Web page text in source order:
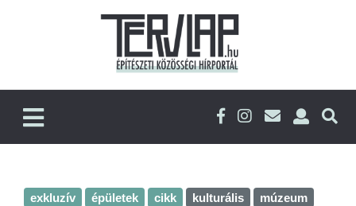
exkluzív épületek cikk kulturális
múzeum